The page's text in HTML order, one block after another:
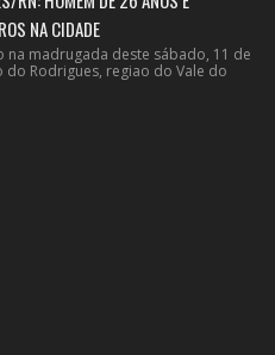
NA CIDADE
na madrugada deste sábado, 11 de
Rodrigues, regiao do Vale do